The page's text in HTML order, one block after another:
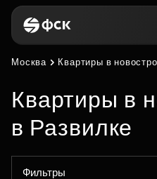
Москва Квартиры в
Квартиры в
в Развилке
Фильтры